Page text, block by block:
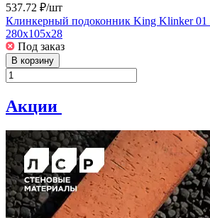
537.72 ₽/шт
Клинкерный подоконник King Klinker 01
280x105x28
Под заказ
В корзину
Акции